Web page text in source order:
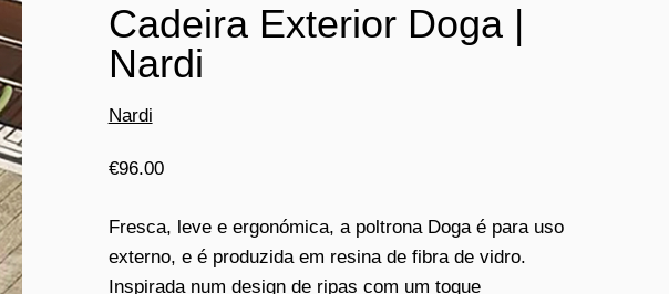
Cadeira Exterior Doga |
Nardi
Nardi
€96.00
Fresca, leve e ergonómica, a poltrona Doga é para uso
externo, e é produzida em resina de fibra de vidro.
Inspirada num design de ripas com um toque